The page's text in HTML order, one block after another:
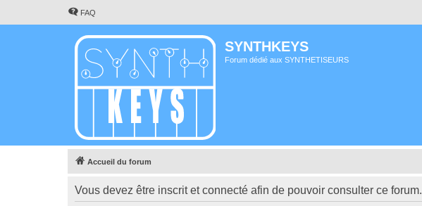
FAQ
SYNTHKEYS
Forum dédié aux SYNTHETISEURS
Accueil du forum
Vous devez être inscrit et connecté afin de pouvoir consulter ce forum.